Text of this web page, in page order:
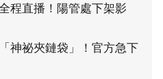
程直播！陽管處下架影
神祕夾鏈袋」！官方急下